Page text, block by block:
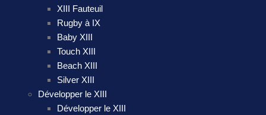
XIII Fauteuil
Rugby à IX
Baby XIII
Touch XIII
Beach XIII
Silver XIII
Développer le XIII
Développer le XIII